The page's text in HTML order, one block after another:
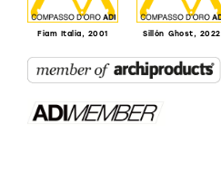
Fiam Italia, 2001 Sillón Ghost, 2022